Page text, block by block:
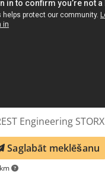
Engineering STORX
STORX 1050
Saglabāt meklēšanu